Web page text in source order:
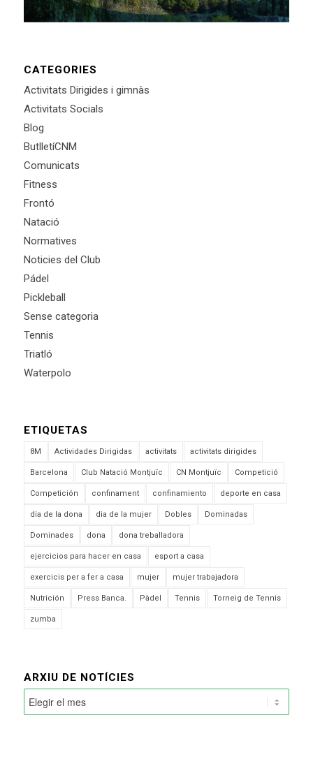
CATEGORIES
Activitats Dirigides i gimnàs
Activitats Socials
Blog
ButlletíCNM
Comunicats
Fitness
Frontó
Natació
Normatives
Noticies del Club
Pádel
Pickleball
Sense categoria
Tennis
Triatló
Waterpolo
ETIQUETAS
8M Actividades Dirigidas activitats activitats dirigides
Barcelona Club Natació Montjuïc CN Montjuïc Competició
Competición confinament confinamiento deporte en casa
dia de la dona dia de la mujer Dobles Dominadas
Dominades dona dona treballadora
ejercicios para hacer en casa esport a casa
exercicis per a fer a casa mujer mujer trabajadora
Nutrición Press Banca. Pàdel Tennis Torneig de Tennis
zumba
ARXIU DE NOTÍCIES